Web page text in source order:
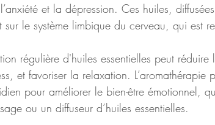
et la dépression. Ces huiles,
le système limbique du cerveau, qui est
régulière d'huiles essentielles peut réduire
et favoriser la relaxation. L’aromathérapie
pour améliorer le bien-être émotionnel,
ou un diffuseur d’huiles essentielles.